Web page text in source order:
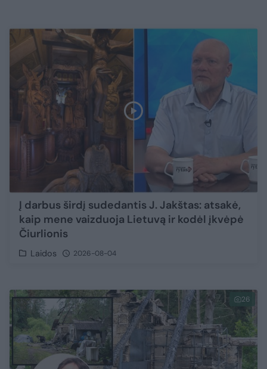
Į darbus širdį sudedantis J. Jakštas: atsakė,
kaip mene vaizduoja Lietuvą ir kodėl įkvėpė
Čiurlionis
Laidos 2026-08-04
26